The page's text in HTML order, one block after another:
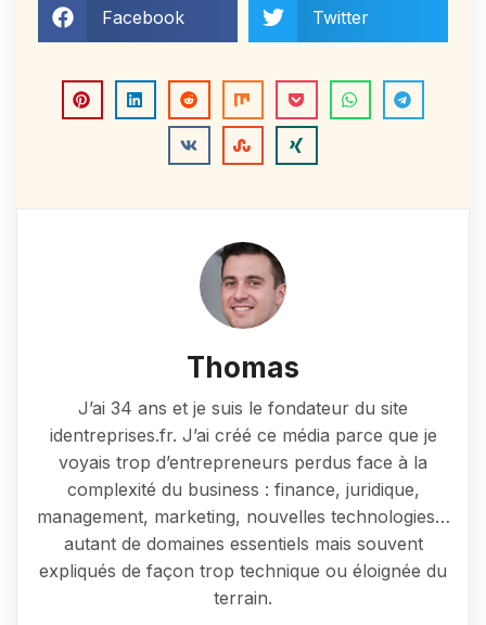
Facebook Twitter
Thomas
J’ai 34 ans et je suis le fondateur du site
identreprises.fr. J’ai créé ce média parce que je
voyais trop d’entrepreneurs perdus face à la
complexité du business : finance, juridique,
management, marketing, nouvelles technologies…
autant de domaines essentiels mais souvent
expliqués de façon trop technique ou éloignée du
terrain.